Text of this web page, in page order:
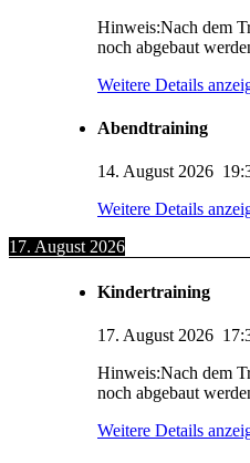
Hinweis:Nach dem
noch abgebaut
Weitere Details
Abendtraining
14. August 2026
Weitere Details
17. August 2026
Kindertraining
17. August 2026
Hinweis:Nach dem
noch abgebaut
Weitere Details